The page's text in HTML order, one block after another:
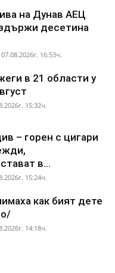
на Дунав АЕЦ
десетина
07.08.2026г. 16:53ч.
в 21 области у
15:32ч.
– горен с цигари
в...
15:24ч.
как бият дете
14:18ч.